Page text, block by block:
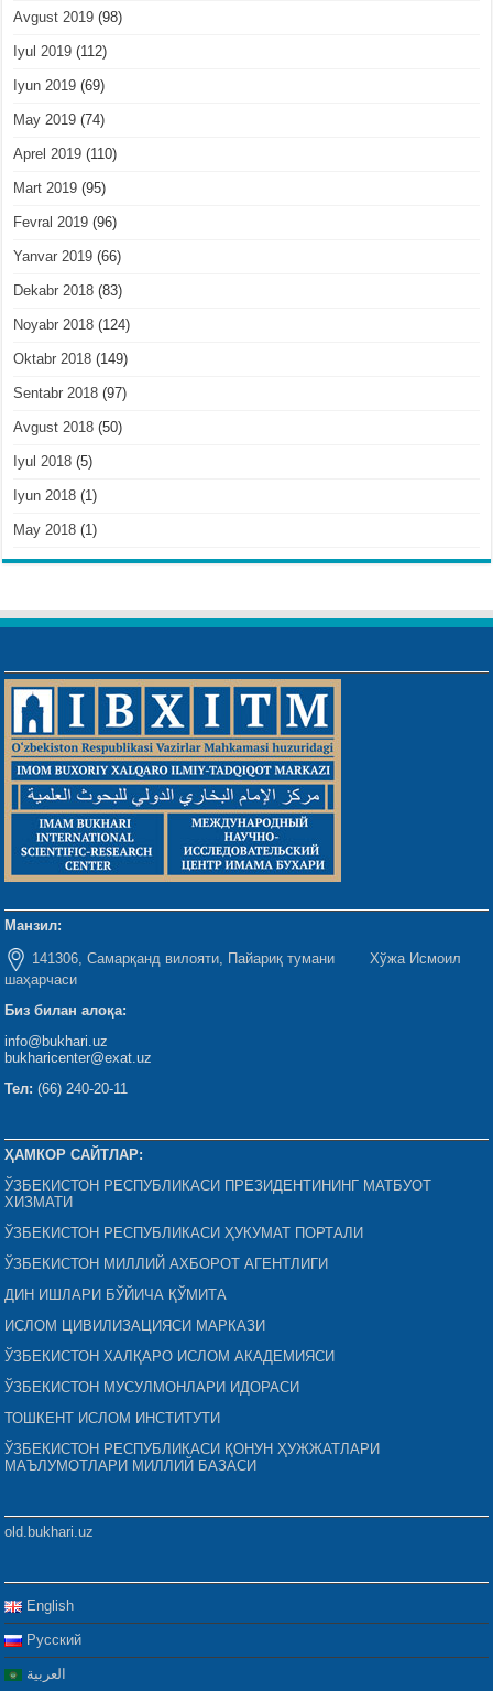
Avgust 2019 (98)
Iyul 2019 (112)
Iyun 2019 (69)
May 2019 (74)
Aprel 2019 (110)
Mart 2019 (95)
Fevral 2019 (96)
Yanvar 2019 (66)
Dekabr 2018 (83)
Noyabr 2018 (124)
Oktabr 2018 (149)
Sentabr 2018 (97)
Avgust 2018 (50)
Iyul 2018 (5)
Iyun 2018 (1)
May 2018 (1)
Манзил:
141306, Самарқанд вилояти, Пайариқ тумани Хўжа Исмоил
шаҳарчаси
Биз билан алоқа:
info@bukhari.uz
bukharicenter@exat.uz
Тел: (66) 240-20-11
ҲАМКОР САЙТЛАР:
ЎЗБЕКИСТОН РЕСПУБЛИКАСИ ПРЕЗИДЕНТИНИНГ МАТБУОТ
ХИЗМАТИ
ЎЗБЕКИСТОН РЕСПУБЛИКАСИ ҲУКУМАТ ПОРТАЛИ
ЎЗБЕКИСТОН МИЛЛИЙ АХБОРОТ АГЕНТЛИГИ
ДИН ИШЛАРИ БЎЙИЧА ҚЎМИТА
ИСЛОМ ЦИВИЛИЗАЦИЯСИ МАРКАЗИ
ЎЗБЕКИСТОН ХАЛҚАРО ИСЛОМ АКАДЕМИЯСИ
ЎЗБЕКИСТОН МУСУЛМОНЛАРИ ИДОРАСИ
ТОШКЕНТ ИСЛОМ ИНСТИТУТИ
ЎЗБЕКИСТОН РЕСПУБЛИКАСИ ҚОНУН ҲУЖЖАТЛАРИ
МАЪЛУМОТЛАРИ МИЛЛИЙ БАЗАСИ
old.bukhari.uz
English
Русский
العربية